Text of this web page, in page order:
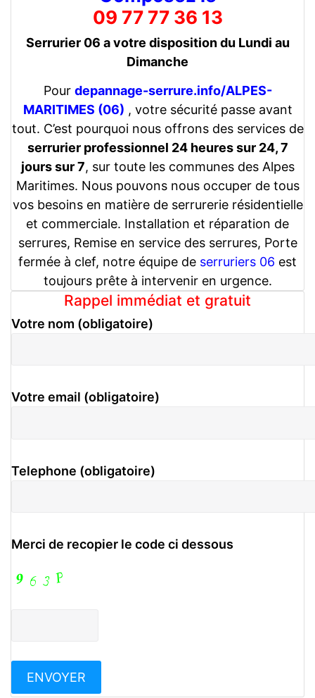
09 77 77 36 13
Serrurier 06 a votre disposition du Lundi au
Dimanche
Pour depannage-serrure.info/ALPES-
MARITIMES (06) , votre sécurité passe avant
tout. C’est pourquoi nous offrons des services de
serrurier professionnel 24 heures sur 24, 7
jours sur 7, sur toute les communes des Alpes
Maritimes. Nous pouvons nous occuper de tous
vos besoins en matière de serrurerie résidentielle
et commerciale. Installation et réparation de
serrures, Remise en service des serrures, Porte
fermée à clef, notre équipe de serruriers 06 est
toujours prête à intervenir en urgence.
Rappel immédiat et gratuit
Votre nom (obligatoire)
Votre email (obligatoire)
Telephone (obligatoire)
Merci de recopier le code ci dessous